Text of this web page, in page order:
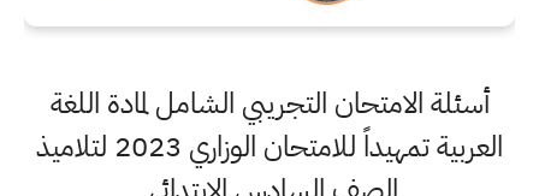
أسئلة الامتحان التجريبي الشامل لمادة اللغة
العربية تمهيداً للامتحان الوزاري 2023 لتلاميذ